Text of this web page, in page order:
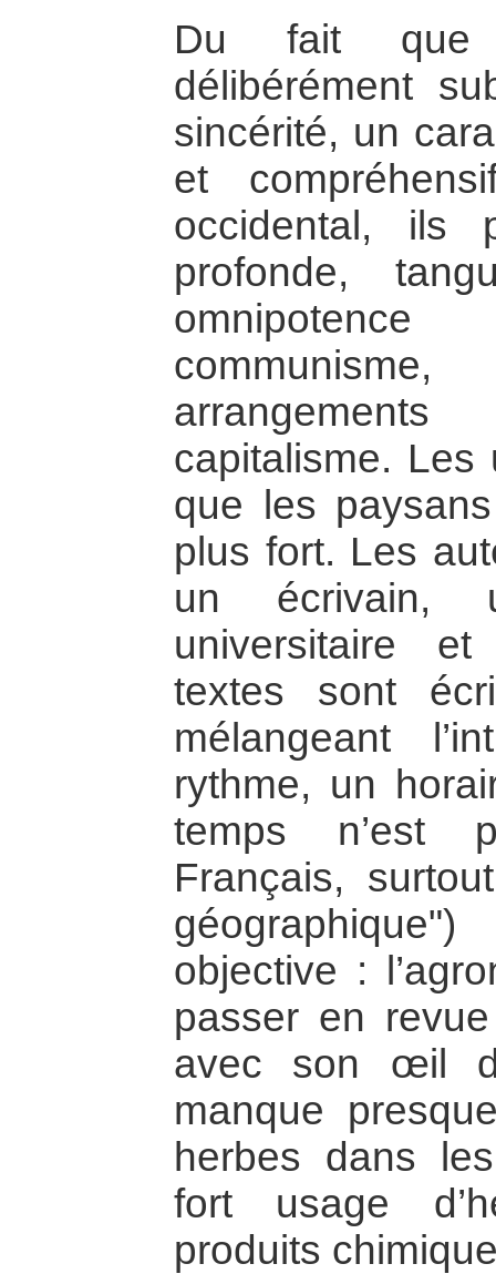
Du fait que
délibérément
sincérité, un
et
occidental, ils
profonde,
capitalisme. Les
que les
plus fort. Les
un écrivain,
universitaire
textes sont
mélangeant
rythme, un
temps n’est
Français,
objective :
passer en
avec son œil
manque
herbes dans
fort usage
produits